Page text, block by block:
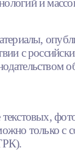
и
с
только с